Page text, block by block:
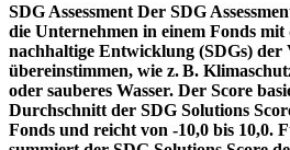
SDG Assessment Der SDG
die Unternehmen in einem Fonds
nachhaltige Entwicklung (SDGs) der
übereinstimmen, wie z. B.
oder sauberes Wasser. Der Score
Durchschnitt der SDG Solutions
Fonds und reicht von -10,0 bis 10,0.